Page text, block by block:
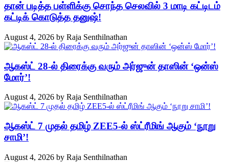
தான் படித்த பள்ளிக்கு சொந்த செலவில் 3 மாடி கட்டிடம்
கட்டிக் கொடுத்த தனுஷ்!
August 4, 2026 by Raja Senthilnathan
ஆகஸ்ட் 28-ல் திரைக்கு வரும் அர்ஜுன் தாஸின் ‘ஒன்ஸ்
மோர்’!
August 4, 2026 by Raja Senthilnathan
ஆகஸ்ட் 7 முதல் தமிழ் ZEE5-ல் ஸ்ட்ரீமிங் ஆகும் ‘நூறு
சாமி’!
August 4, 2026 by Raja Senthilnathan